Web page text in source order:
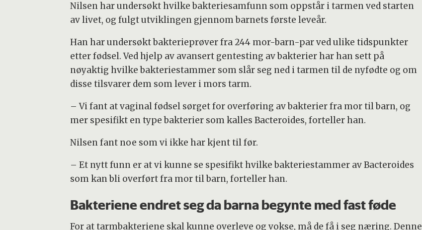
Nilsen har undersøkt hvilke bakteriesamfunn som oppstår i tarmen ved starten
av livet, og fulgt utviklingen gjennom barnets første leveår.
Han har undersøkt bakterieprøver fra 244 mor-barn-par ved ulike tidspunkter
etter fødsel. Ved hjelp av avansert gentesting av bakterier har han sett på
nøyaktig hvilke bakteriestammer som slår seg ned i tarmen til de nyfødte og om
disse tilsvarer dem som lever i mors tarm.
– Vi fant at vaginal fødsel sørget for overføring av bakterier fra mor til barn, og
mer spesifikt en type bakterier som kalles Bacteroides, forteller han.
Nilsen fant noe som vi ikke har kjent til før.
– Et nytt funn er at vi kunne se spesifikt hvilke bakteriestammer av Bacteroides
som kan bli overført fra mor til barn, forteller han.
Bakteriene endret seg da barna begynte med fast føde
For at tarmbakteriene skal kunne overleve og vokse, må de få i seg næring. Denne